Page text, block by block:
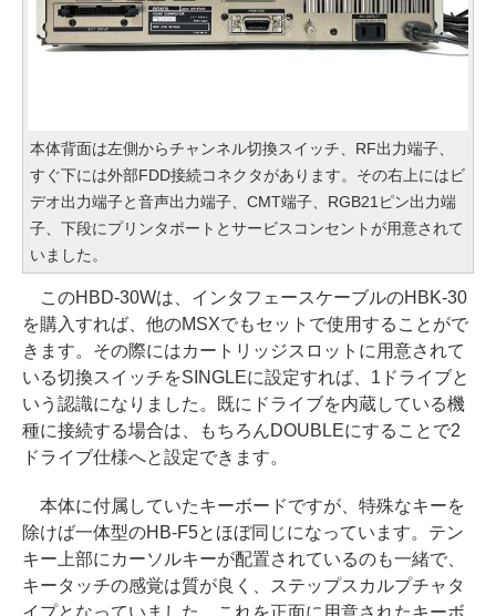
本体背面は左側からチャンネル切換スイッチ、RF出力端子、
すぐ下には外部FDD接続コネクタがあります。その右上にはビ
デオ出力端子と音声出力端子、CMT端子、RGB21ピン出力端
子、下段にプリンタポートとサービスコンセントが用意されて
いました。
このHBD-30Wは、インタフェースケーブルのHBK-30
を購入すれば、他のMSXでもセットで使用することがで
きます。その際にはカートリッジスロットに用意されて
いる切換スイッチをSINGLEに設定すれば、1ドライブと
いう認識になりました。既にドライブを内蔵している機
種に接続する場合は、もちろんDOUBLEにすることで2
ドライブ仕様へと設定できます。
本体に付属していたキーボードですが、特殊なキーを
除けば一体型のHB-F5とほぼ同じになっています。テン
キー上部にカーソルキーが配置されているのも一緒で、
キータッチの感覚は質が良く、ステップスカルプチャタ
イプとなっていました。これを正面に用意されたキーボ